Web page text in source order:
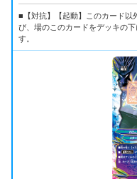
■【対抗】【起動】このカード以
び、場のこのカードをデッキの
す。